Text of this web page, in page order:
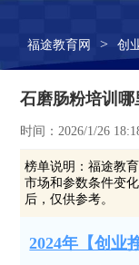
福途教育网 > 创
石磨肠粉培训
时间：2026/1/26
榜单说明：福途教
市场和参数条件变
后，仅供参考。
2024年【创业